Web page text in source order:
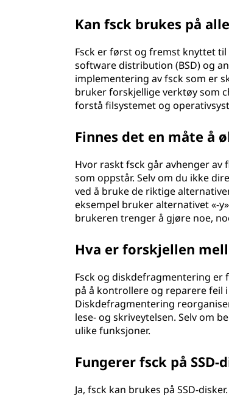
Kan fsck brukes på
Fsck er først og fremst knyttet
software distribution (BSD) og
implementering av fsck som er
bruker forskjellige verktøy som
forstå filsystemet og
Finnes det en måte å
Hvor raskt fsck går avhenger
som oppstår. Selv om du ikke
ved å bruke de riktige
eksempel bruker alternativet «-
brukeren trenger å gjøre noe,
Hva er forskjellen
Fsck og diskdefragmentering er
på å kontrollere og reparere
Diskdefragmentering
lese- og skriveytelsen. Selv om
ulike funksjoner.
Fungerer fsck på
Ja, fsck kan brukes på SSD-